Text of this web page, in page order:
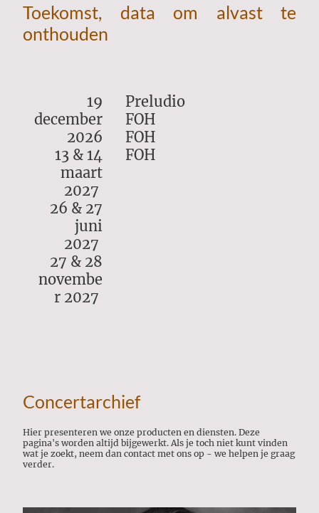
Toekomst, data om alvast te
onthouden
19
december
2026
13 & 14
maart
2027
26 & 27
juni
2027
27 & 28
novembe
r 2027
Preludio
FOH
FOH
FOH
Concertarchief
Hier presenteren we onze producten en diensten. Deze
pagina's worden altijd bijgewerkt. Als je toch niet kunt vinden
wat je zoekt, neem dan contact met ons op - we helpen je graag
verder.